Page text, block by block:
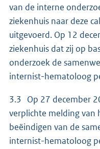
van de interne
ziekenhuis naar deze
uitgevoerd. Op 12
ziekenhuis dat zij op
onderzoek de
internist-hematoloog
3.3 Op 27 december
verplichte melding van
beëindigen van de
internist-hematoloog